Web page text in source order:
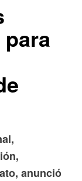
anunció